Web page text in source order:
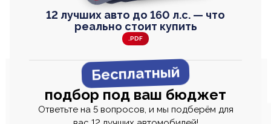
12 лучших авто до 160 л.с. — что
реально стоит купить
.PDF
Бесплатный
подбор под ваш бюджет
Ответьте на 5 вопросов, и мы подберём для